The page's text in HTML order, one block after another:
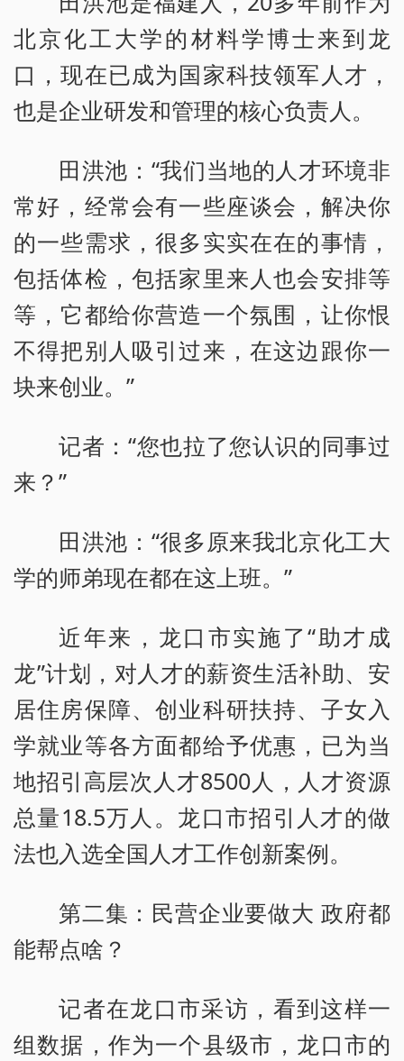
北京化工大学的材料学博士来到龙
口，现在已成为国家科技领军人才，
也是企业研发和管理的核心负责人。
田洪池：“我们当地的人才环境非
常好，经常会有一些座谈会，解决你
的一些需求，很多实实在在的事情，
包括体检，包括家里来人也会安排等
等，它都给你营造一个氛围，让你恨
不得把别人吸引过来，在这边跟你一
块来创业。”
记者：“您也拉了您认识的同事过
来？”
田洪池：“很多原来我北京化工大
学的师弟现在都在这上班。”
近年来，龙口市实施了“助才成
龙”计划，对人才的薪资生活补助、安
居住房保障、创业科研扶持、子女入
学就业等各方面都给予优惠，已为当
地招引高层次人才8500人，人才资源
总量18.5万人。龙口市招引人才的做
法也入选全国人才工作创新案例。
第二集：民营企业要做大 政府都
能帮点啥？
记者在龙口市采访，看到这样一
组数据，作为一个县级市，龙口市的